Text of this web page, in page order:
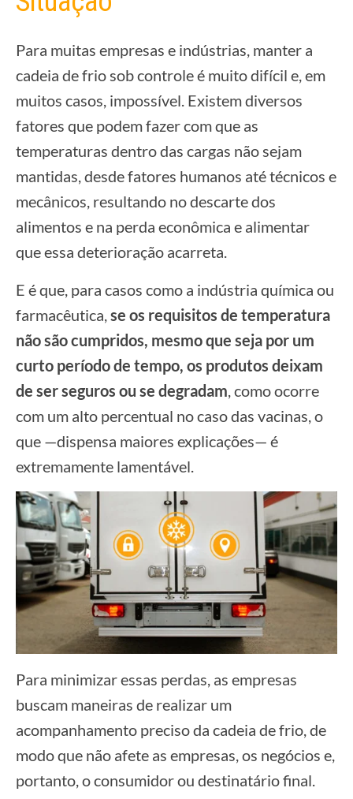
Para muitas empresas e indústrias, manter a
cadeia de frio sob controle é muito difícil e, em
muitos casos, impossível. Existem diversos
fatores que podem fazer com que as
temperaturas dentro das cargas não sejam
mantidas, desde fatores humanos até técnicos e
mecânicos, resultando no descarte dos
alimentos e na perda econômica e alimentar
que essa deterioração acarreta.
E é que, para casos como a indústria química ou
farmacêutica,se os requisitos de temperatura
não são cumpridos, mesmo que seja por um
curto período de tempo, os produtos deixam
de ser seguros ou se degradam, como ocorre
com um alto percentual no caso das vacinas, o
que —dispensa maiores explicações— é
extremamente lamentável.
Para minimizar essas perdas, as empresas
buscam maneiras de realizar um
acompanhamento preciso da cadeia de frio, de
modo que não afete as empresas, os negócios e,
portanto, o consumidor ou destinatário final.